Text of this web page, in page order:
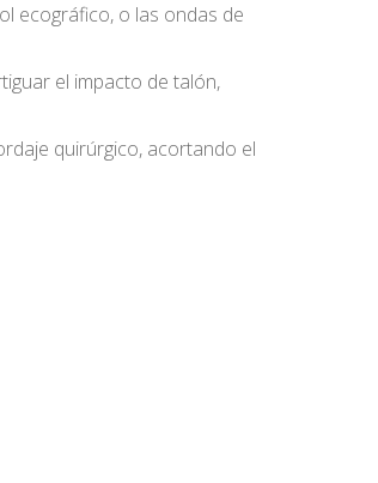
ecográfico, o las ondas de
el impacto de talón,
quirúrgico, acortando el